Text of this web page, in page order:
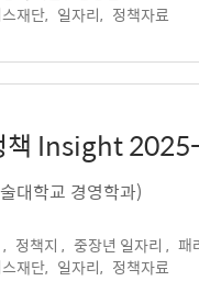
재단, 일자리, 정책자료
책 Insight
대학교 경영학과)
정책지 , 중장년 일자리 , 패
재단, 일자리, 정책자료